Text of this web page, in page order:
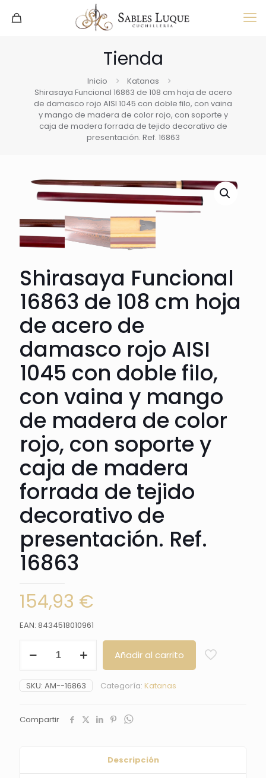
Tienda
Inicio
Katanas
Shirasaya Funcional 16863 de 108 cm hoja de acero
de damasco rojo AISI 1045 con doble filo, con vaina
y mango de madera de color rojo, con soporte y
caja de madera forrada de tejido decorativo de
presentación. Ref. 16863
Shirasaya Funcional
16863 de 108 cm hoja
de acero de
damasco rojo AISI
1045 con doble filo,
con vaina y mango
de madera de color
rojo, con soporte y
caja de madera
forrada de tejido
decorativo de
presentación. Ref.
16863
154,93 €
EAN: 8434518010961
Funcional
de
108
de
Añadir al carrito
SKU: AM--16863 Categoría: Katanas
Compartir
Descripción